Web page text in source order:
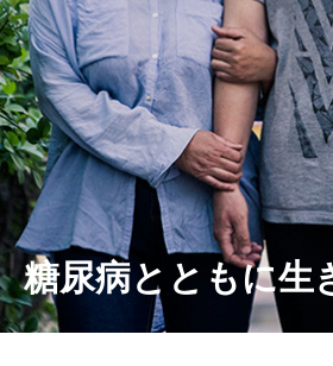
糖尿病とともに生